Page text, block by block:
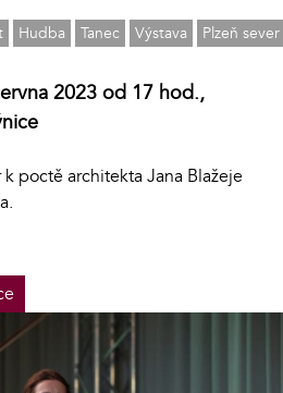
Hudba Tanec Výstava Plzeň sever
2023 od 17 hod.,
poctě architekta Jana Blažeje